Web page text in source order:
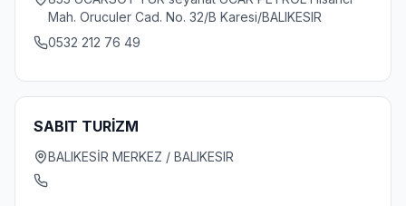
Mah. Oruculer Cad. No. 32/B Karesi/BALIKESIR
0532 212 76 49
SABIT TURİZM
BALIKESİR MERKEZ / BALIKESIR